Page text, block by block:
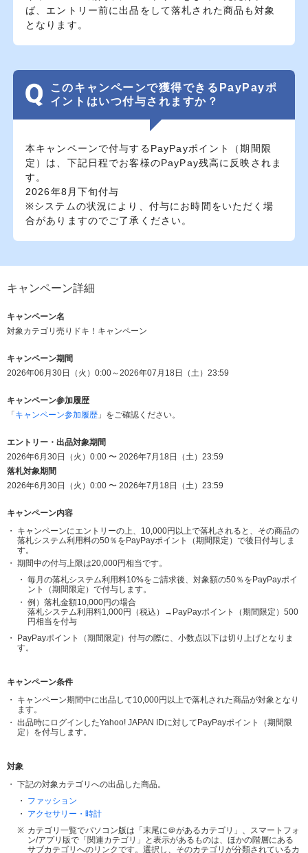
ば、エントリー前に出品をして落札された商品も対象
となります。
このキャンペーンで獲得できるPayPayポ
イントはいつ付与されますか？
本キャンペーンで付与するPayPayポイント（期間限
定）は、下記日程でお客様のPayPay残高に反映されま
す。
2026年8月下旬付与
※システムの状況により、付与にお時間をいただく場
合がありますのでご了承ください。
キャンペーン詳細
キャンペーン名
対象カテゴリ売りドキ！キャンペーン
キャンペーン期間
2026年06月30日（火）0:00～2026年07月18日（土）23:59
キャンペーン参加履歴
「 キャンペーン参加履歴 」をご確認ください。
エントリー・出品対象期間
2026年6月30日（火）0:00 〜 2026年7月18日（土）23:59
落札対象期間
2026年6月30日（火）0:00 〜 2026年7月18日（土）23:59
キャンペーン内容
キャンペーンにエントリーの上、10,000円以上で落札されると、その商品の
落札システム利用料の50％をPayPayポイント（期間限定）で後日付与しま
す。
期間中の付与上限は20,000円相当です。
毎月の落札システム利用料10%をご請求後、対象額の50％をPayPayポイ
ント（期間限定）で付与します。
例）落札金額10,000円の場合
落札システム利用料1,000円（税込）→PayPayポイント（期間限定）500
円相当を付与
PayPayポイント（期間限定）付与の際に、小数点以下は切り上げとなりま
す。
キャンペーン条件
キャンペーン期間中に出品して10,000円以上で落札された商品が対象となり
ます。
出品時にログインしたYahoo! JAPAN IDに対してPayPayポイント（期間限
定）を付与します。
対象
下記の対象カテゴリへの出品した商品。
ファッション
アクセサリー・時計
カテゴリ一覧でパソコン版は「末尾に＠があるカテゴリ」、スマートフォ
ン/アプリ版で「関連カテゴリ」と表示があるものは、ほかの階層にある
サブカテゴリへのリンクです。選択し、そのカテゴリが分類されているカ